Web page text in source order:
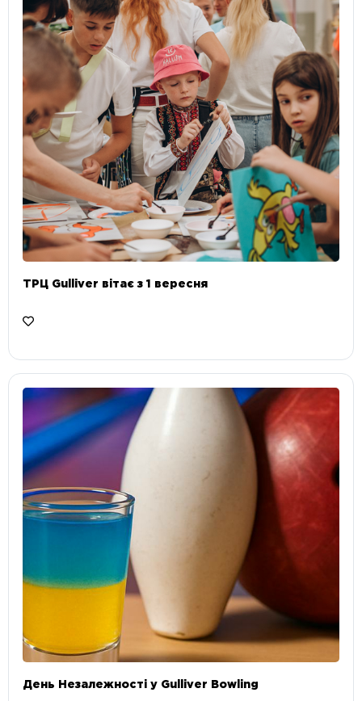
ТРЦ Gulliver вітає з 1 вересня
День Незалежності у Gulliver Bowling